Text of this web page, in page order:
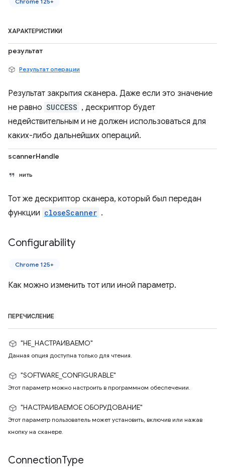
ХАРАКТЕРИСТИКИ
результат
Результат операции
Результат закрытия сканера. Даже если это значение
не равно SUCCESS , дескриптор будет
недействительным и не должен использоваться для
каких-либо дальнейших операций.
scannerHandle
нить
Тот же дескриптор сканера, который был передан
функции closeScanner .
Configurability
Chrome 125+
Как можно изменить тот или иной параметр.
ПЕРЕЧИСЛЕНИЕ
"НЕ_НАСТРАИВАЕМО"
Данная опция доступна только для чтения.
"SOFTWARE_CONFIGURABLE"
Этот параметр можно настроить в программном обеспечении.
"НАСТРАИВАЕМОЕ ОБОРУДОВАНИЕ"
Этот параметр пользователь может установить, включив или нажав
кнопку на сканере.
ConnectionType